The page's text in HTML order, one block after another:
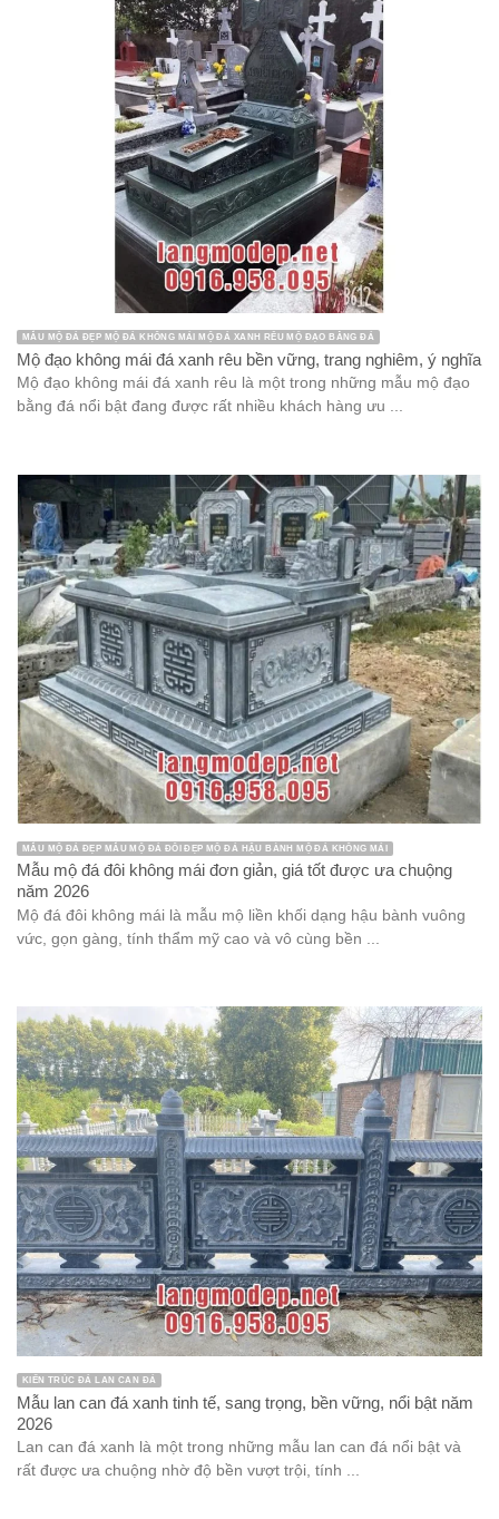
MẪU MỘ ĐÁ ĐẸP MỘ ĐÁ KHÔNG MÁI MỘ ĐÁ XANH RÊU MỘ ĐẠO BẰNG ĐÁ
Mộ đạo không mái đá xanh rêu bền vững, trang nghiêm, ý nghĩa
Mộ đạo không mái đá xanh rêu là một trong những mẫu mộ đạo
bằng đá nổi bật đang được rất nhiều khách hàng ưu ...
MẪU MỘ ĐÁ ĐẸP MẪU MỘ ĐÁ ĐÔI ĐẸP MỘ ĐÁ HẬU BÀNH MỘ ĐÁ KHÔNG MÁI
Mẫu mộ đá đôi không mái đơn giản, giá tốt được ưa chuộng
năm 2026
Mộ đá đôi không mái là mẫu mộ liền khối dạng hậu bành vuông
vức, gọn gàng, tính thẩm mỹ cao và vô cùng bền ...
KIẾN TRÚC ĐÁ LAN CAN ĐÁ
Mẫu lan can đá xanh tinh tế, sang trọng, bền vững, nổi bật năm
2026
Lan can đá xanh là một trong những mẫu lan can đá nổi bật và
rất được ưa chuộng nhờ độ bền vượt trội, tính ...